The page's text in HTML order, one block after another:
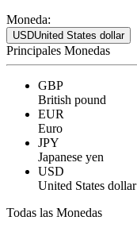
Moneda:
USDUnited States dollar
Principales Monedas
GBP
British pound
EUR
Euro
JPY
Japanese yen
USD
United States dollar
Todas las Monedas